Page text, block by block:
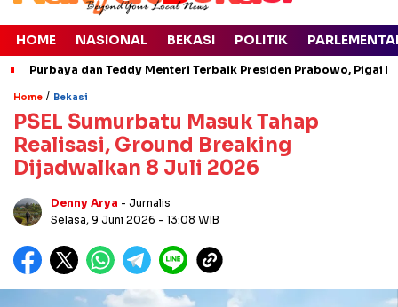
HOME NASIONAL BEKASI POLITIK
Purbaya dan Teddy Menteri Terbaik Presiden Prabowo, Pigai
Home / Bekasi
PSEL Sumurbatu Masuk Tahap
Realisasi, Ground Breaking
Dijadwalkan 8 Juli 2026
Denny Arya - Jurnalis
Selasa, 9 Juni 2026 - 13:08 WIB